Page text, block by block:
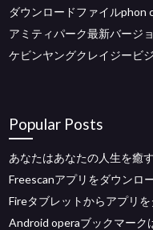
ダウンロードファイルphon
アミティパーク最新バージ
ケビンヤングクレイジービ
Popular Posts
あなたはあなたの人生を癒
Freescanアプリをダウンロ
Fireタブレットからアプリ
Android operaブックマーク